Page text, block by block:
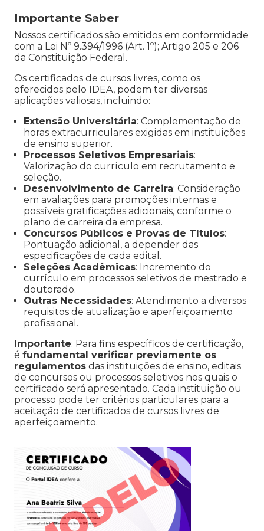
Importante Saber
Nossos certificados são emitidos em conformidade
com a Lei Nº 9.394/1996 (Art. 1º); Artigo 205 e 206
da Constituição Federal.
Os certificados de cursos livres, como os
oferecidos pelo IDEA, podem ter diversas
aplicações valiosas, incluindo:
Extensão Universitária: Complementação de
horas extracurriculares exigidas em instituições
de ensino superior.
Processos Seletivos Empresariais:
Valorização do currículo em recrutamento e
seleção.
Desenvolvimento de Carreira: Consideração
em avaliações para promoções internas e
possíveis gratificações adicionais, conforme o
plano de carreira da empresa.
Concursos Públicos e Provas de Títulos:
Pontuação adicional, a depender das
especificações de cada edital.
Seleções Acadêmicas: Incremento do
currículo em processos seletivos de mestrado e
doutorado.
Outras Necessidades: Atendimento a diversos
requisitos de atualização e aperfeiçoamento
profissional.
Importante: Para fins específicos de certificação,
é fundamental verificar previamente os
regulamentos das instituições de ensino, editais
de concursos ou processos seletivos nos quais o
certificado será apresentado. Cada instituição ou
processo pode ter critérios particulares para a
aceitação de certificados de cursos livres de
aperfeiçoamento.